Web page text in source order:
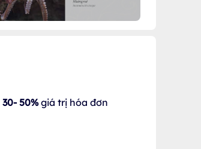
30- 50%giá trị hóa đơn